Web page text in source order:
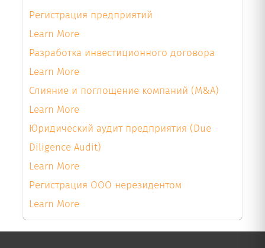
Регистрация предприятий
Learn More
Разработка инвестиционного договора
Learn More
Слияние и поглощение компаний (M&A)
Learn More
Юридический аудит предприятия (Due
Diligence Audit)
Learn More
Регистрация ООО нерезидентом
Learn More